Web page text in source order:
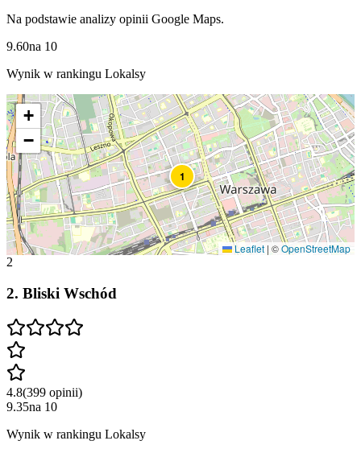
Na podstawie analizy opinii Google Maps.
9.60na 10
Wynik w rankingu Lokalsy
1
+
−
Leaflet | ©OpenStreetMap
2
2. Bliski Wschód
4.8(399 opinii)
9.35na 10
Wynik w rankingu Lokalsy